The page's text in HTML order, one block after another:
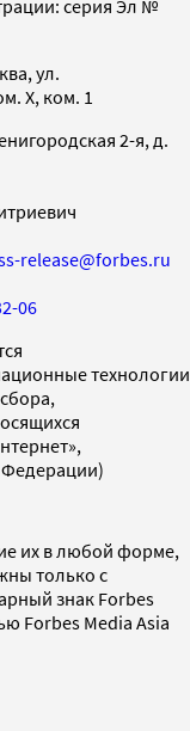
серия Эл №
ул.
X, ком. 1
2-я, д.
release@forbes.ru
06
технологии
Федерации)
их в любой форме,
только с
знак Forbes
Forbes Media Asia